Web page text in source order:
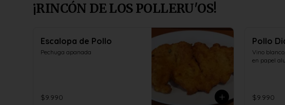
¡RINCÓN DE LOS POLLERU'OS!
Escalopa de Pollo
Pechuga apanada
$9.990
Pollo
Vino
en papel
$9.990